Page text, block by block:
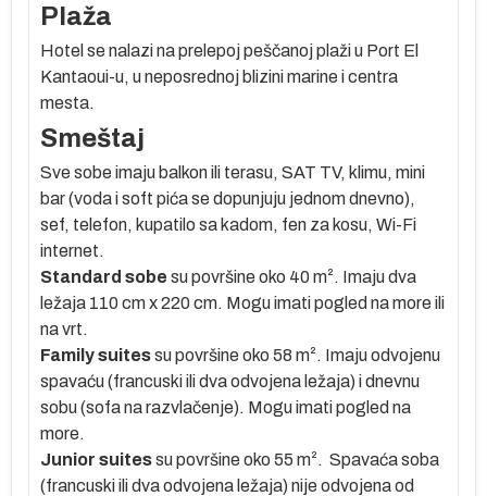
Plaža
Hotel se nalazi na prelepoj peščanoj plaži u Port El
Kantaoui-u, u neposrednoj blizini marine i centra
mesta.
Smeštaj
Sve sobe imaju balkon ili terasu, SAT TV, klimu, mini
bar (voda i soft pića se dopunjuju jednom dnevno),
sef, telefon, kupatilo sa kadom, fen za kosu, Wi-Fi
internet.
Standard sobe su površine oko 40 m². Imaju dva
ležaja 110 cm x 220 cm. Mogu imati pogled na more ili
na vrt.
Family suitessu površine oko 58 m². Imaju odvojenu
spavaću (francuski ili dva odvojena ležaja) i dnevnu
sobu (sofa na razvlačenje). Mogu imati pogled na
more.
Junior suitessu površine oko 55 m². Spavaća soba
(francuski ili dva odvojena ležaja) nije odvojena od